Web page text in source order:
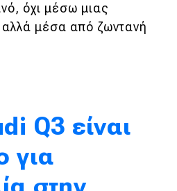
όχι μέσω μιας
αλλά μέσα από ζωντανή
Q3 είναι
για